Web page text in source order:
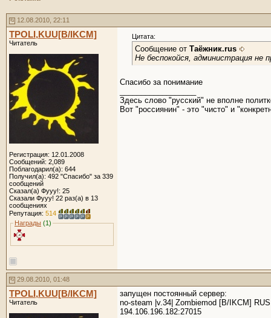
12.08.2010, 22:11
TPOLI,KUU[B/IKCM]
Читатель
Регистрация: 12.01.2008
Сообщений: 2,089
Поблагодарил(а): 644
Получил(а): 492 "Спасибо" за 339
сообщений
Сказал(а) Фууу!: 25
Сказали Фууу! 22 раз(а) в 13
сообщениях
Репутация: 514
Награды (1)
Цитата:
Сообщение от Таёжник.rus
Не беспокойся, администрация не
Спасибо за понимание
Здесь слово "русский" не вполне
Вот "россиянин" - это "чисто" и
29.08.2010, 01:48
TPOLI,KUU[B/IKCM]
Читатель
запущен постоянный сервер:
no-steam |v.34| Zombiemod [B/IKCM] RUS
194.106.196.182:27015